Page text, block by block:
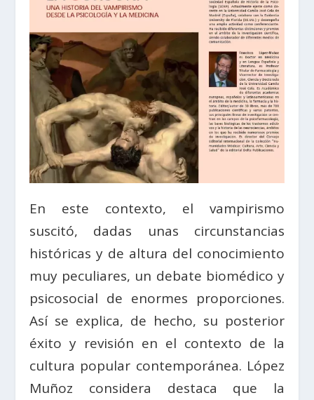
En este contexto, el vampirismo
suscitó, dadas unas circunstancias
históricas y de altura del conocimiento
muy peculiares, un debate biomédico y
psicosocial de enormes proporciones.
Así se explica, de hecho, su posterior
éxito y revisión en el contexto de la
cultura popular contemporánea. López
Muñoz considera destaca que la